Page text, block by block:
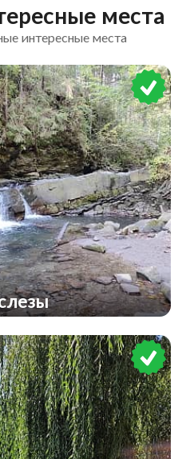
места
интересные места